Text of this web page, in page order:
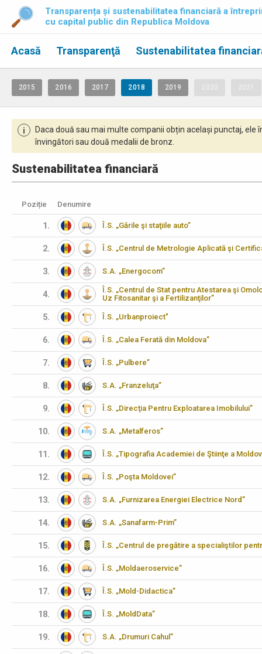
Transparența și sustenabilitatea financiară a
cu capital public din Republica Moldova
Acasă Transparenţă Sustenabilitatea
2015 2016 2017 2018 2019
i
Daca două sau mai multe companii obțin același punctaj,
învingători sau două medalii de bronz.
Sustenabilitatea financiară
Poziție Denumire
1. Î.S. „Gările şi staţiile auto”
2. Î.S. „Centrul de Metrologie Aplicată şi
3. S.A. „Energocom”
4.
Î.S. „Centrul de Stat pentru Atestarea şi
Uz Fitosanitar şi a Fertilizanţilor”
5. Î.S. „Urbanproiect"
6. Î.S. „Calea Ferată din Moldova”
7. Î.S. „Pulbere”
8. S.A. „Franzeluţa”
9. Î.S. „Direcţia Pentru Exploatarea Imobilului”
10. S.A. „Metalferos”
11. Î.S. „Tipografia Academiei de Ştiinţe a
12. Î.S. „Poşta Moldovei”
13. S.A. „Furnizarea Energiei Electrice Nord”
14. S.A. „Sanafarm-Prim”
15. Î.S. „Centrul de pregătire a specialiştilor
16. Î.S. „Moldaeroservice”
17. Î.S. „Mold-Didactica”
18. Î.S. „MoldData”
19. S.A. „Drumuri Cahul”